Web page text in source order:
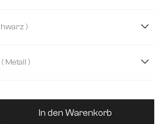
( Schwarz )
( Metall )
Anzahl: Gib den
In den Warenkorb